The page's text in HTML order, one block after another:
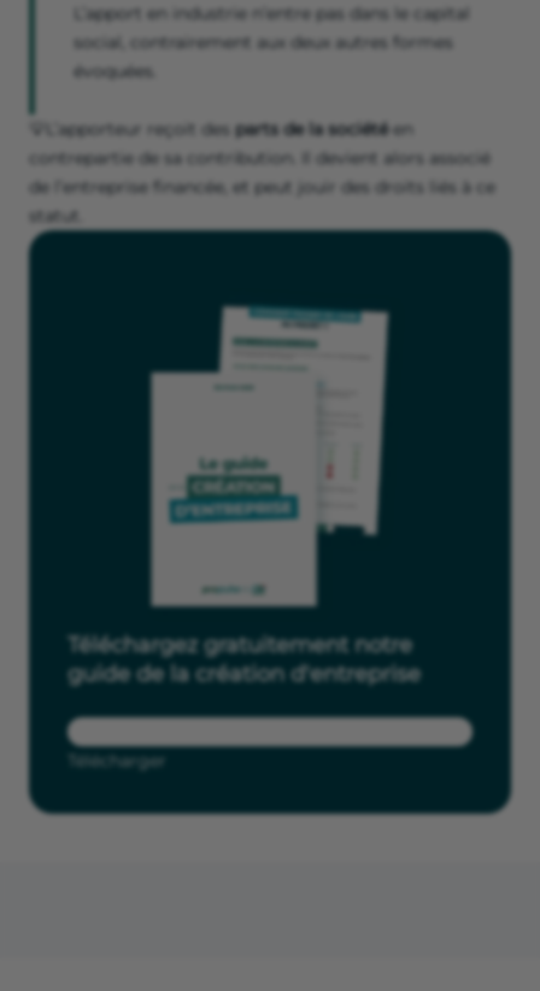
L’apport en industrie n’entre pas dans le capital
social, contrairement aux deux autres formes
évoquées.
💡L’apporteur reçoit des parts de la sociétéen
contrepartie de sa contribution. Il devient alors associé
de l’entreprise financée, et peut jouir des droits liés à ce
statut.
Téléchargez gratuitement notre
guide de la création d'entreprise
Télécharger